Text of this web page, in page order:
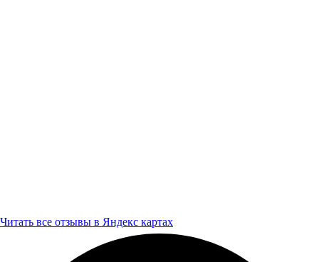
Читать все отзывы в Яндекс картах